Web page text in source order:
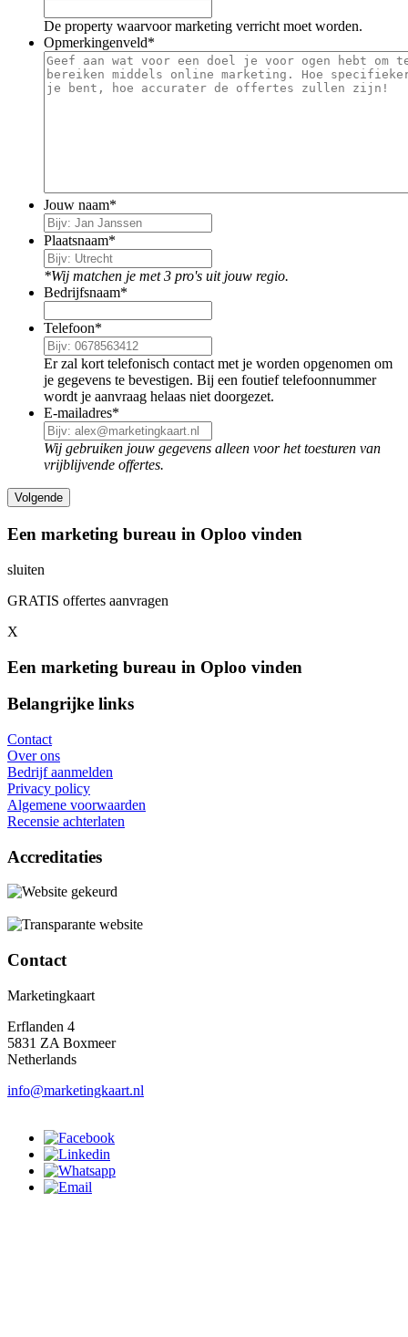
De property waarvoor marketing verricht moet worden.
Opmerkingenveld*
Jouw naam*
Plaatsnaam*
*Wij matchen je met 3 pro's uit jouw regio.
Bedrijfsnaam*
Telefoon*
Er zal kort telefonisch contact met je worden opgenomen om
je gegevens te bevestigen. Bij een foutief telefoonnummer
wordt je aanvraag helaas niet doorgezet.
E-mailadres*
Wij gebruiken jouw gegevens alleen voor het toesturen van
vrijblijvende offertes.
Een marketing bureau in Oploo vinden
sluiten
GRATIS offertes aanvragen
X
Een marketing bureau in Oploo vinden
Belangrijke links
Contact
Over ons
Bedrijf aanmelden
Privacy policy
Algemene voorwaarden
Recensie achterlaten
Accreditaties
Contact
Marketingkaart
Erflanden 4
5831 ZA Boxmeer
Netherlands
info@marketingkaart.nl